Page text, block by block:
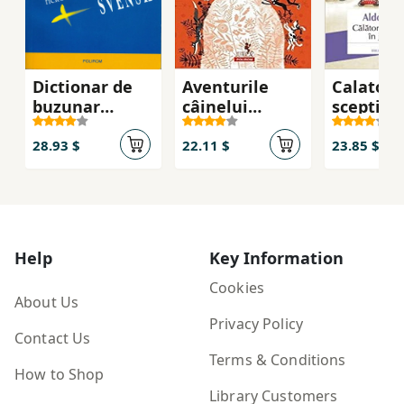
Dictionar de
buzunar
suedez
28.93 $
Aventurile
câinelui
Pǎianjen
22.11 $
sceptic
lumii
23.85 $
Help
About Us
Contact Us
How to Shop
Key Information
Cookies
Privacy Policy
Terms & Conditions
Library Customers